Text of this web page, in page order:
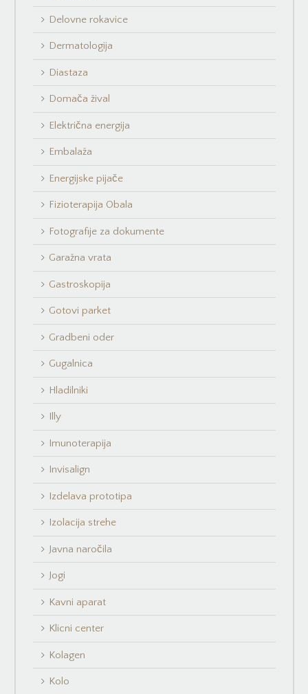
Delovne rokavice
Dermatologija
Diastaza
Domača žival
Električna energija
Embalaža
Energijske pijače
Fizioterapija Obala
Fotografije za dokumente
Garažna vrata
Gastroskopija
Gotovi parket
Gradbeni oder
Gugalnica
Hladilniki
Illy
Imunoterapija
Invisalign
Izdelava prototipa
Izolacija strehe
Javna naročila
Jogi
Kavni aparat
Klicni center
Kolagen
Kolo